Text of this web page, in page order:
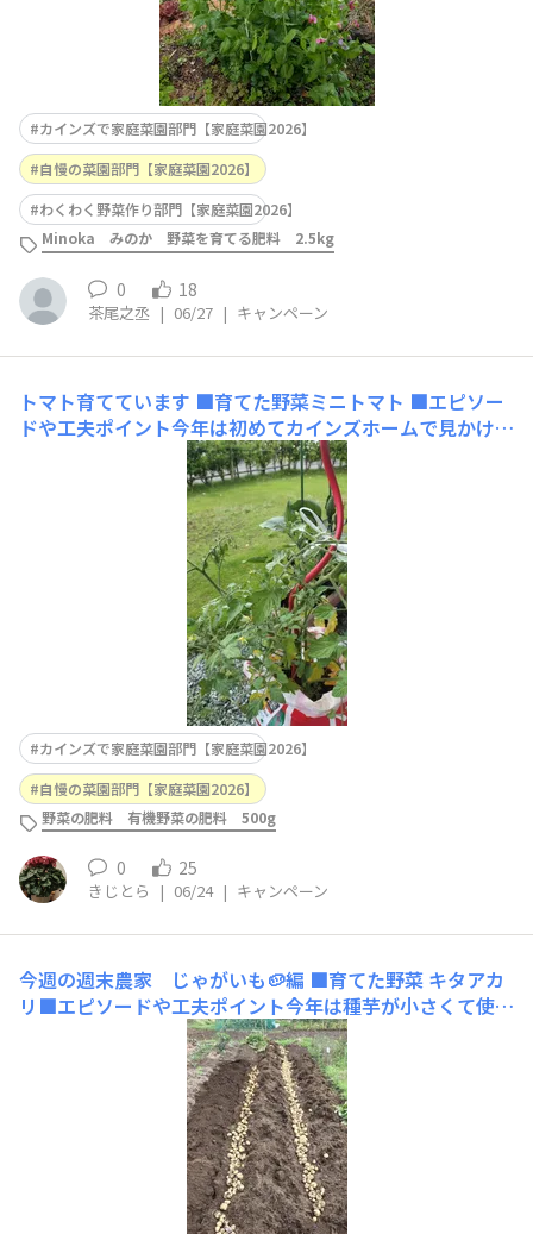
カインズで家庭菜園部門【家庭菜園2026】
自慢の菜園部門【家庭菜園2026】
わくわく野菜作り部門【家庭菜園2026】
Minoka みのか 野菜を育てる肥料 2.5kg
0 18
茶尾之丞 | 06/27 | キャンペーン
トマト育てています ■育てた野菜ミニトマト ■エピソー
ドや工夫ポイント今年は初めてカインズホームで見かけた
トマトの土を使ってトマトを育てています。プランターを
使わず、土の袋を切って苗を植えて、肥料をあげてここま
で大きく育ちました。支柱はカインズホームで見かけた個
性的な形の一本タイプのものを使っています。袋のト
カインズで家庭菜園部門【家庭菜園2026】
自慢の菜園部門【家庭菜園2026】
野菜の肥料 有機野菜の肥料 500g
0 25
きじとら | 06/24 | キャンペーン
今週の週末農家 じゃがいも🥔編 ■育てた野菜 キタアカ
リ■エピソードや工夫ポイント今年は種芋が小さくて使い
やすいキタアカリ1本でトライ。試し堀りしたときは小さ
いなぁと思いましたが、土寄せをしっかりやった結果、3
0キロ以上の収穫ができました。 ■使用した商品名（商品
タグでどの商品かわからない場合はこちらに商品名を